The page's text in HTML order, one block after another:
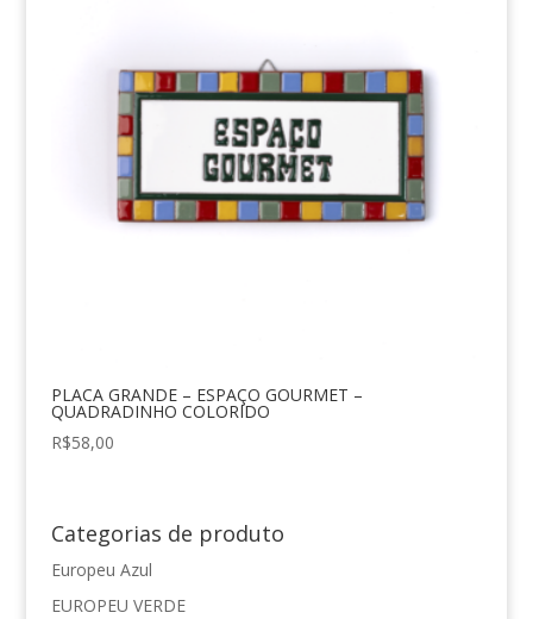
PLACA GRANDE – ESPAÇO GOURMET –
QUADRADINHO COLORIDO
R$58,00
Categorias de produto
Europeu Azul
EUROPEU VERDE